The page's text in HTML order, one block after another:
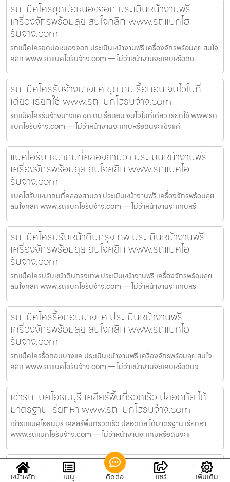
รถแม็คโครขุดบ่อหนองจอก ประเมินหน้างานฟรี
เครื่องจักรพร้อมลุย สนใจคลิก www.รถแบคโฮ
รับจ้าง.com
รถแม็คโครขุดบ่อหนองจอก ประเมินหน้างานฟรี เครื่องจักรพร้อมลุย สนใจ
คลิก www.รถแบคโฮรับจ้าง.com — ไม่ว่าหน้างานจะแคบหรือดิน
รถแม็คโครรับจ้างบางแค ขุด ถม รื้อถอน จบไวในที่
เดียว เรียกใช้ www.รถแบคโฮรับจ้าง.com
รถแม็คโครรับจ้างบางแค ขุด ถม รื้อถอน จบไวในที่เดียว เรียกใช้ www.รถ
แบคโฮรับจ้าง.com — ไม่ว่าหน้างานจะแคบหรือดินจะแข็งแค่
แบคโฮรับเหมาถมที่คลองสามวา ประเมินหน้างานฟรี
เครื่องจักรพร้อมลุย สนใจคลิก www.รถแบคโฮ
รับจ้าง.com
แบคโฮรับเหมาถมที่คลองสามวา ประเมินหน้างานฟรี เครื่องจักรพร้อมลุย
สนใจคลิก www.รถแบคโฮรับจ้าง.com — ไม่ว่าหน้างานจะแคบหรื
รถแม็คโครปรับหน้าดินกรุงเทพ ประเมินหน้างานฟรี
เครื่องจักรพร้อมลุย สนใจคลิก www.รถแบคโฮ
รับจ้าง.com
รถแม็คโครปรับหน้าดินกรุงเทพ ประเมินหน้างานฟรี เครื่องจักรพร้อมลุย
สนใจคลิก www.รถแบคโฮรับจ้าง.com — ไม่ว่าหน้างานจะแคบหร
รถแม็คโครรื้อถอนบางแค ประเมินหน้างานฟรี
เครื่องจักรพร้อมลุย สนใจคลิก www.รถแบคโฮ
รับจ้าง.com
รถแม็คโครรื้อถอนบางแค ประเมินหน้างานฟรี เครื่องจักรพร้อมลุย สนใจ
คลิก www.รถแบคโฮรับจ้าง.com — ไม่ว่าหน้างานจะแคบหรือดินจ
เช่ารถแบคโฮธนบุรี เคลียร์พื้นที่รวดเร็ว ปลอดภัย ได้
มาตรฐาน เรียกหา www.รถแบคโฮรับจ้าง.com
เช่ารถแบคโฮธนบุรี เคลียร์พื้นที่รวดเร็ว ปลอดภัย ได้มาตรฐาน เรียกหา
www.รถแบคโฮรับจ้าง.com — ไม่ว่าหน้างานจะแคบหรือดินจะแ
รถแม็คโครให้เช่านครนายก รถแบคโฮรับจ้าง รถแบคโฮ
ให้เช่า ราคาถูก
หน้าหลัก เมนู ติดต่อ แชร์ เพิ่มเติม